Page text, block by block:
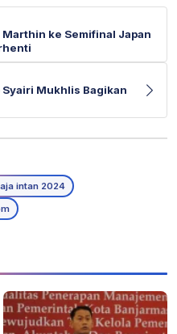
ke Semifinal Japan
Syairi Mukhlis Bagikan
intan 2024